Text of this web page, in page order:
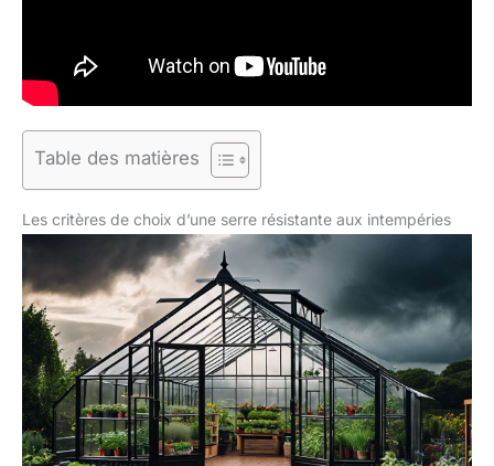
Table des matières
Les critères de choix d’une serre résistante aux intempéries